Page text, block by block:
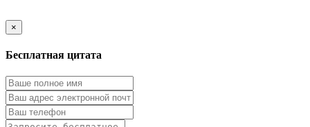
×
Бесплатная цитата